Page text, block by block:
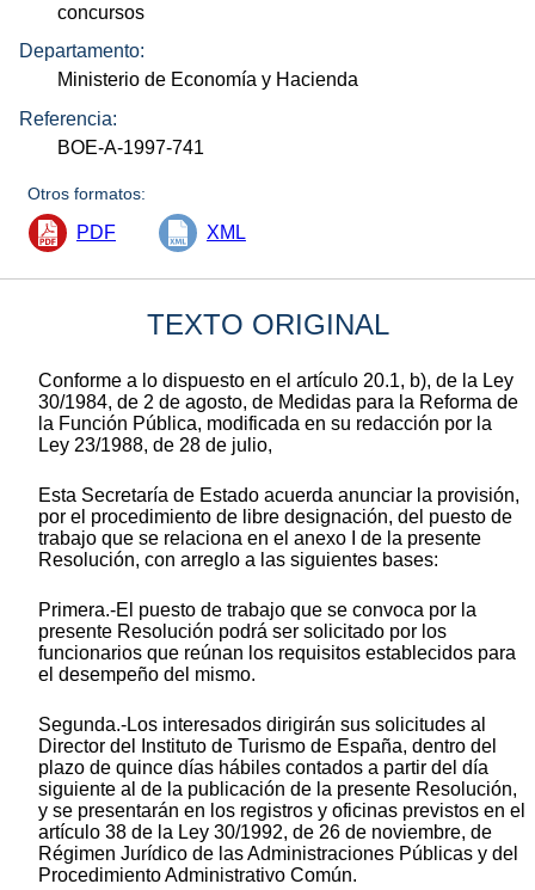
concursos
Departamento:
Ministerio de Economía y Hacienda
Referencia:
BOE-A-1997-741
Otros formatos:
PDF XML
TEXTO ORIGINAL
Conforme a lo dispuesto en el artículo 20.1, b), de la Ley
30/1984, de 2 de agosto, de Medidas para la Reforma de
la Función Pública, modificada en su redacción por la
Ley 23/1988, de 28 de julio,
Esta Secretaría de Estado acuerda anunciar la provisión,
por el procedimiento de libre designación, del puesto de
trabajo que se relaciona en el anexo I de la presente
Resolución, con arreglo a las siguientes bases:
Primera.-El puesto de trabajo que se convoca por la
presente Resolución podrá ser solicitado por los
funcionarios que reúnan los requisitos establecidos para
el desempeño del mismo.
Segunda.-Los interesados dirigirán sus solicitudes al
Director del Instituto de Turismo de España, dentro del
plazo de quince días hábiles contados a partir del día
siguiente al de la publicación de la presente Resolución,
y se presentarán en los registros y oficinas previstos en el
artículo 38 de la Ley 30/1992, de 26 de noviembre, de
Régimen Jurídico de las Administraciones Públicas y del
Procedimiento Administrativo Común.